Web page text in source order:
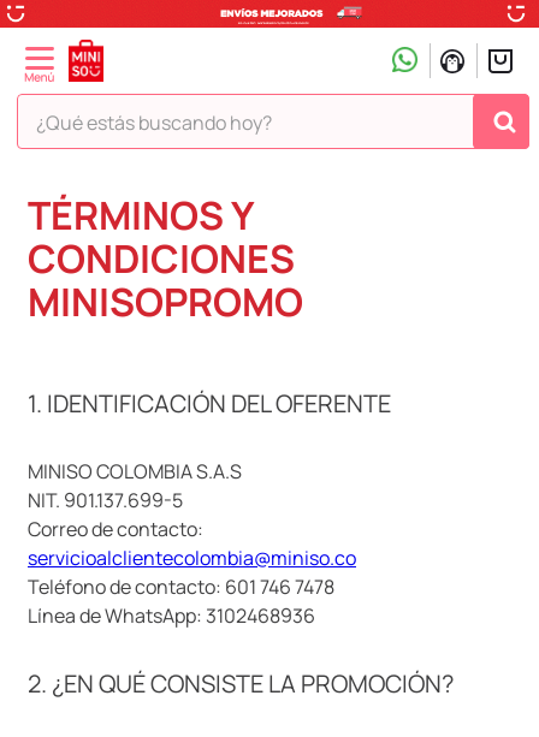
¿Qué estás buscando hoy?
TÉRMINOS Y
CONDICIONES
MINISOPROMO
1. IDENTIFICACIÓN DEL OFERENTE
MINISO COLOMBIA S.A.S
NIT. 901.137.699-5
Correo de contacto:
servicioalclientecolombia@miniso.co
Teléfono de contacto: 601 746 7478
Línea de WhatsApp: 3102468936
2. ¿EN QUÉ CONSISTE LA PROMOCIÓN?
TÉRMINOS MÁS BUSCADOS
1.
peluche
2.
hello kitty
3.
snoopy
5
termo
7.
termos
8.
toy story
9.
llaveros
10. one piece